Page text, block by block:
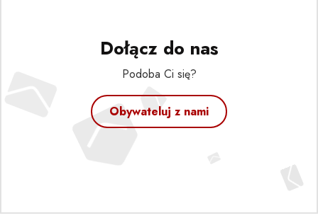
Dołącz do nas
Podoba Ci się?
Obywateluj z nami